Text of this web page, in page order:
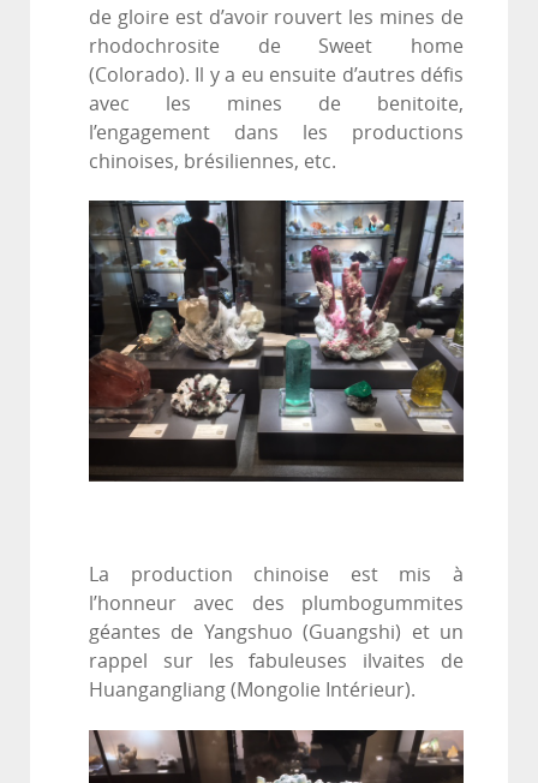
de gloire est d’avoir rouvert les mines de
rhodochrosite de Sweet home
(Colorado). Il y a eu ensuite d’autres défis
avec les mines de benitoite,
l’engagement dans les productions
chinoises, brésiliennes, etc.
La production chinoise est mis à
l’honneur avec des plumbogummites
géantes de Yangshuo (Guangshi) et un
rappel sur les fabuleuses ilvaites de
Huangangliang (Mongolie Intérieur).